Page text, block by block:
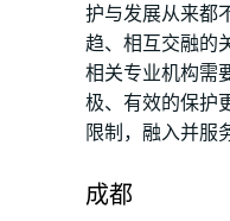
护与发展从来都
趋、相互交融的
相关专业机构需
极、有效的保护
限制，融入并服
成都